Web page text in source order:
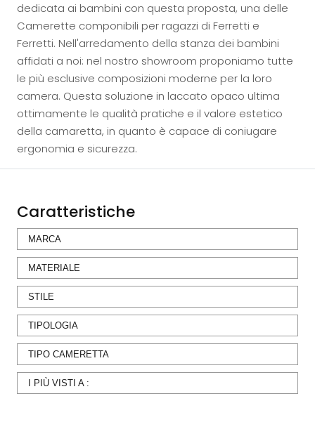
dedicata ai bambini con questa proposta, una delle
Camerette componibili per ragazzi di Ferretti e
Ferretti. Nell'arredamento della stanza dei bambini
affidati a noi: nel nostro showroom proponiamo tutte
le più esclusive composizioni moderne per la loro
camera. Questa soluzione in laccato opaco ultima
ottimamente le qualità pratiche e il valore estetico
della camaretta, in quanto è capace di coniugare
ergonomia e sicurezza.
Caratteristiche
MARCA
MATERIALE
STILE
TIPOLOGIA
TIPO CAMERETTA
I PIÙ VISTI A :